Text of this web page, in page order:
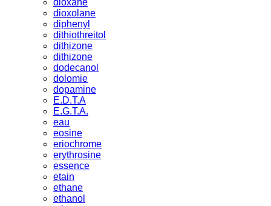
dioxolane
diphenyl
dithiothreitol
dithizone
dithizone
dodecanol
dolomie
dopamine
E.D.T.A
E.G.T.A.
eau
eosine
eriochrome
erythrosine
essence
etain
ethane
ethanol